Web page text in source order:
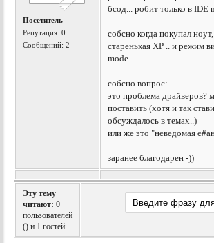
Посетитель
Репутация:0
Сообщений: 2
бсод... робит только в IDE
собсно когда покупал
старенькая XP .. и режим
mode..
собсно вопрос:
это проблема драйверов?
поставить (хотя и так
обсуждалось в темах..)
или же это "неведомая
заранее благодарен -))
Эту тему
читают: 0
пользователей
() и 1 гостей